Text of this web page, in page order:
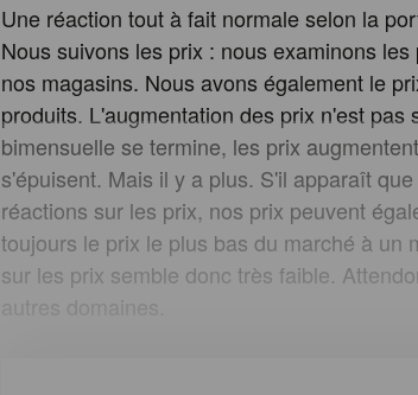
Une réaction tout à fait normale selon la
Nous suivons les prix : nous examinons
nos magasins. Nous avons également le
produits. L'augmentation des prix n'est
bimensuelle se termine, les prix
s'épuisent. Mais il y a plus. S'il apparaît
réactions sur les prix, nos prix peuvent
toujours le prix le plus bas du marché à un
sur les prix semble donc très faible.
autres domaines.